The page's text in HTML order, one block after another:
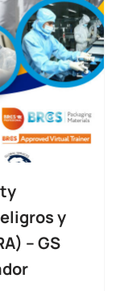
y
– GS